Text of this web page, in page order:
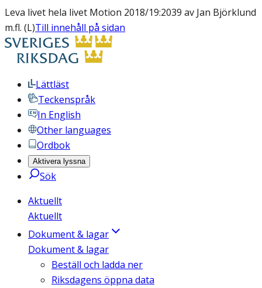
Leva livet hela livet Motion 2018/19:2039 av Jan Björklund
m.fl. (L)Till innehåll på sidan
Lättläst
Teckenspråk
In English
Other languages
Ordbok
Aktivera lyssna
Sök
Aktuellt
Aktuellt
Dokument & lagar
Dokument & lagar
Beställ och ladda ner
Riksdagens öppna data